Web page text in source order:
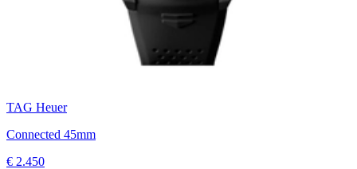
TAG Heuer
Connected 45mm
€ 2.450